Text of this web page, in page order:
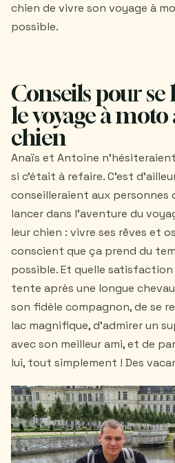
chien de vivre son voyage à
possible.
Conseils pour se
le voyage à moto
chien
Anaïs et Antoine
si c'était à refaire. C'est
conseilleraient aux personnes
lancer dans l'aventure du
leur chien : vivre ses rêves et
conscient que ça prend du
possible. Et quelle
tente après une longue
son fidèle compagnon, de se
lac magnifique, d'admirer un
avec son meilleur ami, et de
lui, tout simplement ! Des